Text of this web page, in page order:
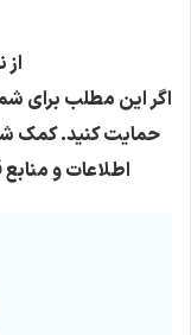
اگر این مطلب برای
حمایت کنید. کمک
اطلاعات و